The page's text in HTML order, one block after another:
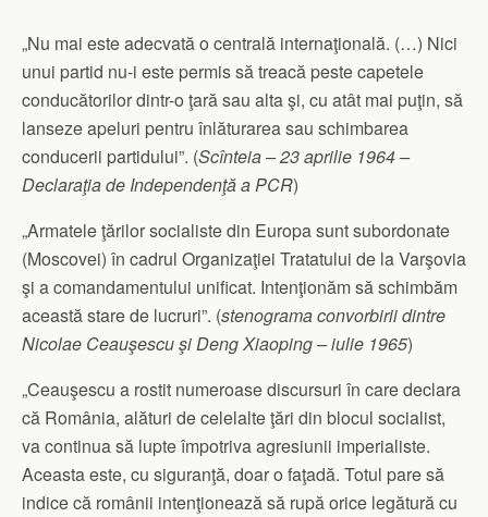
„Nu mai este adecvată o centrală internaţională. (…) Nici
unui partid nu-i este permis să treacă peste capetele
conducătorilor dintr-o ţară sau alta şi, cu atât mai puţin, să
lanseze apeluri pentru înlăturarea sau schimbarea
conducerii partidului”. (Scînteia – 23 aprilie 1964 –
Declaraţia de Independenţă a PCR)
„Armatele ţărilor socialiste din Europa sunt subordonate
(Moscovei) în cadrul Organizaţiei Tratatului de la Varşovia
şi a comandamentului unificat. Intenţionăm să schimbăm
această stare de lucruri”. (stenograma convorbirii dintre
Nicolae Ceauşescu şi Deng Xiaoping – iulie 1965)
„Ceauşescu a rostit numeroase discursuri în care declara
că România, alături de celelalte ţări din blocul socialist,
va continua să lupte împotriva agresiunii imperialiste.
Aceasta este, cu siguranţă, doar o faţadă. Totul pare să
indice că românii intenţionează să rupă orice legătură cu